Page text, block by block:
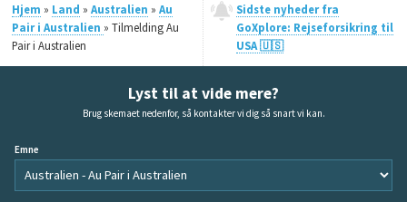
Hjem » Land » Australien » Au
Pair i Australien » Tilmelding Au
Pair i Australien
Sidste nyheder fra
GoXplore: Rejseforsikring til
USA 🇺🇸
Lyst til at vide mere?
Brug skemaet nedenfor, så kontakter vi dig så snart vi kan.
Emne